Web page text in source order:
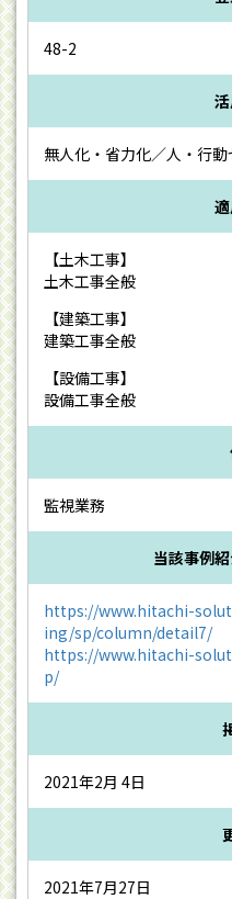
48-2
無人化・省力化／人・行
【土木工事】
土木工事全般
【建築工事】
建築工事全般
【設備工事】
設備工事全般
監視業務
当該事例
https://www.hitachi-
ing/sp/column/detail7/
https://www.hitachi-
p/
2021年2月 4日
2021年7月27日